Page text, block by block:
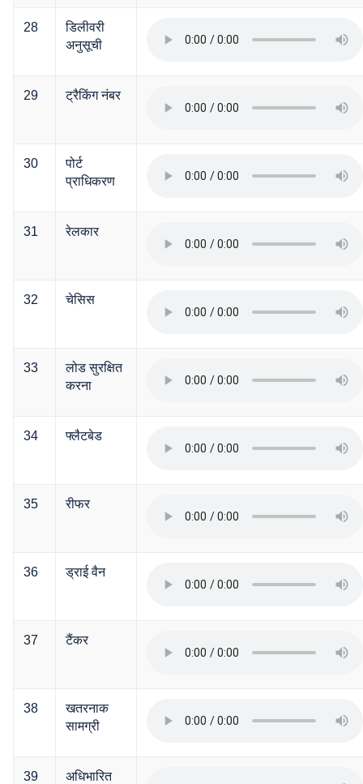
28
डिलीवरी
अनुसूची
29 ट्रैकिंग नंबर
30
पोर्ट
प्राधिकरण
31 रेलकार
32 चेसिस
33
लोड सुरक्षित
करना
34 फ्लैटबेड
35 रीफर
36 ड्राई वैन
37 टैंकर
38
खतरनाक
सामग्री
39 अधिभारित